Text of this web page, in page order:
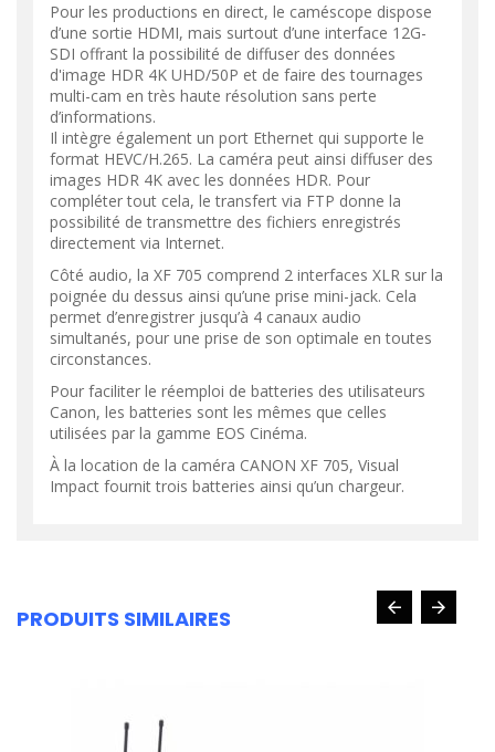
Pour les productions en direct, le caméscope dispose
d’une sortie HDMI, mais surtout d’une interface 12G-
SDI offrant la possibilité de diffuser des données
d'image HDR 4K UHD/50P et de faire des tournages
multi-cam en très haute résolution sans perte
d’informations.
Il intègre également un port Ethernet qui supporte le
format HEVC/H.265. La caméra peut ainsi diffuser des
images HDR 4K avec les données HDR. Pour
compléter tout cela, le transfert via FTP donne la
possibilité de transmettre des fichiers enregistrés
directement via Internet.
Côté audio, la XF 705 comprend 2 interfaces XLR sur la
poignée du dessus ainsi qu’une prise mini-jack. Cela
permet d’enregistrer jusqu’à 4 canaux audio
simultanés, pour une prise de son optimale en toutes
circonstances.
Pour faciliter le réemploi de batteries des utilisateurs
Canon, les batteries sont les mêmes que celles
utilisées par la gamme EOS Cinéma.
À la location de la caméra CANON XF 705, Visual
Impact fournit trois batteries ainsi qu’un chargeur.
PRODUITS SIMILAIRES